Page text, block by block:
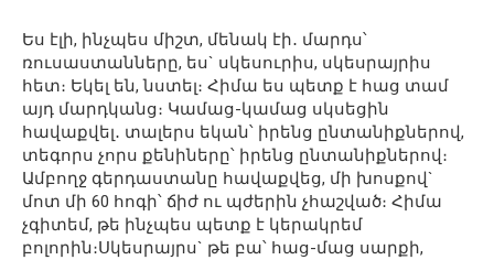
Ես էլի, ինչպես միշտ, մենակ էի․ մարդս՝
ռուսաստանները, ես` սկեսուրիս, սկեսրայրիս
հետ։ Եկել են, նստել։ Հիմա ես պետք է հաց տամ
այդ մարդկանց։ Կամաց-կամաց սկսեցին
հավաքվել․ տալերս եկան՝ իրենց ընտանիքներով,
տեգորս չորս քենիները՝ իրենց ընտանիքներով։
Ամբողջ գերդաստանը հավաքվեց, մի խոսքով`
մոտ մի 60 հոգի՝ ճիժ ու պժերին չհաշված։ Հիմա
չգիտեմ, թե ինչպես պետք է կերակրեմ
բոլորին։Սկեսրայրս` թե բա՝ հաց-մաց սարքի,